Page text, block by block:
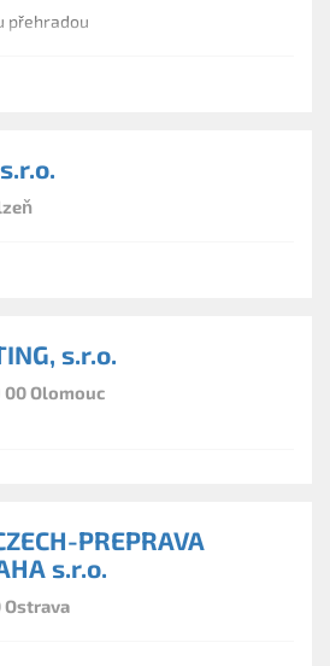
přehradou
s.r.o.
00 Olomouc
PREPRAVA
s.r.o.
Ostrava